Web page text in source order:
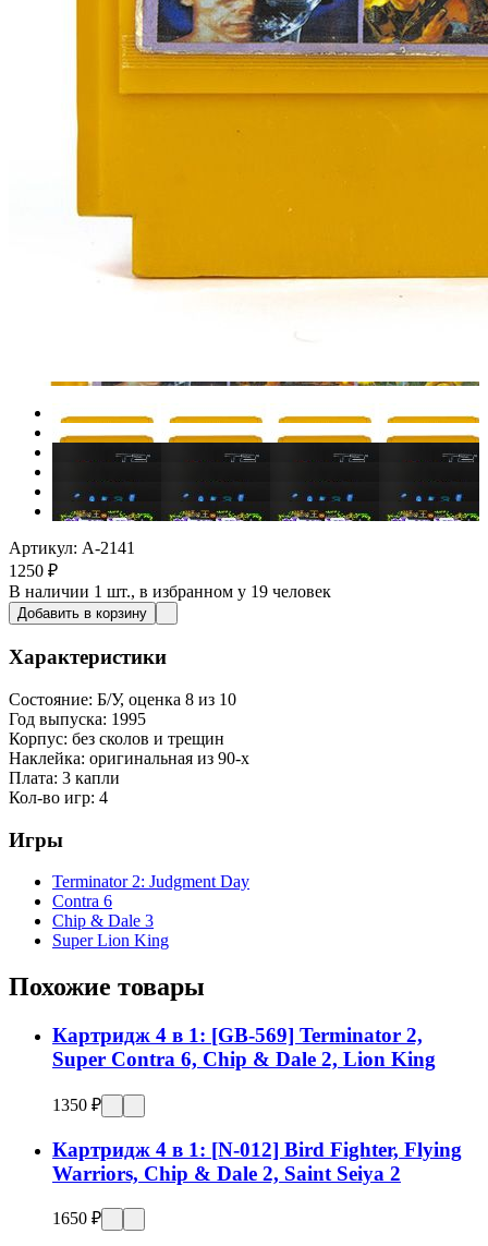
Артикул: A-2141
1250 ₽
В наличии 1 шт., в избранном у 19 человек
Добавить в корзину
Характеристики
Состояние: Б/У, оценка 8 из 10
Год выпуска: 1995
Корпус: без сколов и трещин
Наклейка: оригинальная из 90-х
Плата: 3 капли
Кол-во игр: 4
Игры
Terminator 2: Judgment Day
Contra 6
Chip & Dale 3
Super Lion King
Похожие товары
Картридж 4 в 1: [GB-569] Terminator 2,
Super Contra 6, Chip & Dale 2, Lion King
1350 ₽
Картридж 4 в 1: [N-012] Bird Fighter, Flying
Warriors, Chip & Dale 2, Saint Seiya 2
1650 ₽